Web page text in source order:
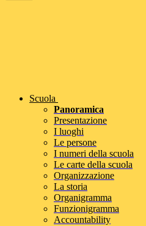
Scuola
Panoramica
Presentazione
I luoghi
Le persone
I numeri della scuola
Le carte della scuola
Organizzazione
La storia
Organigramma
Funzionigramma
Accountability